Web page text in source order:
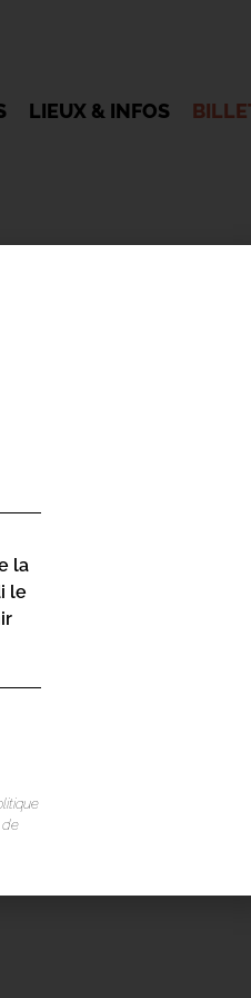
LIEUX & INFOS
la
le
de